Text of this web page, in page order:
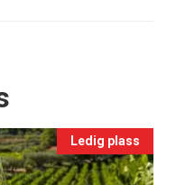
Ledig plass